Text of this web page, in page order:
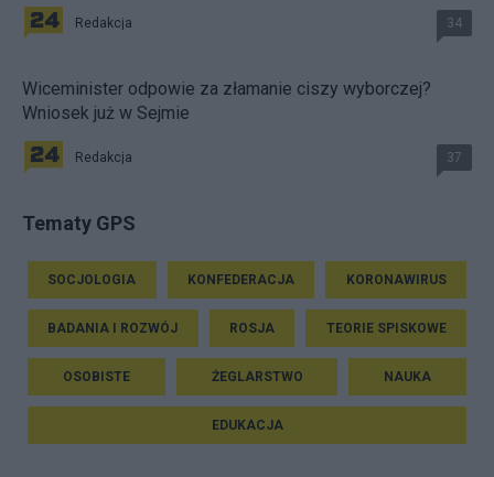
Redakcja 34
Wiceminister odpowie za złamanie ciszy wyborczej?
Wniosek już w Sejmie
Redakcja 37
Tematy GPS
SOCJOLOGIA KONFEDERACJA KORONAWIRUS
BADANIA I ROZWÓJ ROSJA TEORIE SPISKOWE
OSOBISTE ŻEGLARSTWO NAUKA
EDUKACJA